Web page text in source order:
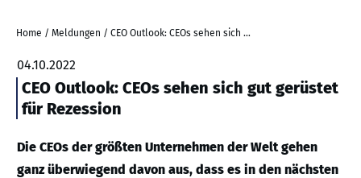
Home / Meldungen / CEO Outlook: CEOs sehen sich gut gerüstet für Rezession
04.10.2022
CEO Outlook: CEOs sehen sich gut gerüstet
für Rezession
Die CEOs der größten Unternehmen der Welt gehen
ganz überwiegend davon aus, dass es in den nächsten